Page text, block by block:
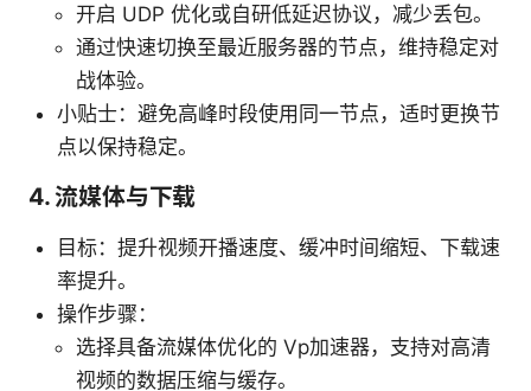
开启 UDP 优化或自研低延迟协议，减少丢包。
通过快速切换至最近服务器的节点，维持稳定对
战体验。
小贴士：避免高峰时段使用同一节点，适时更换节
点以保持稳定。
4. 流媒体与下载
目标：提升视频开播速度、缓冲时间缩短、下载速
率提升。
操作步骤：
选择具备流媒体优化的 Vp加速器，支持对高清
视频的数据压缩与缓存。